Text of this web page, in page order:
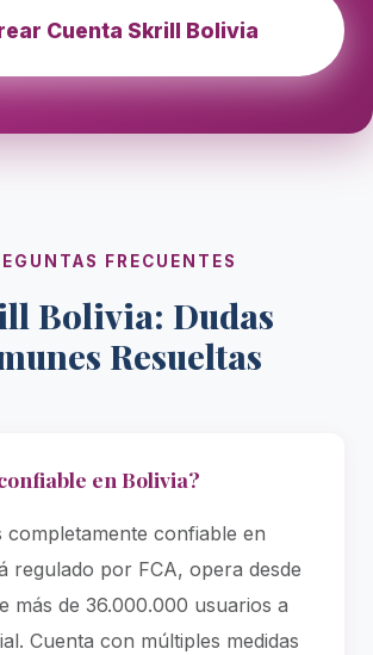
Cuenta Skrill Bolivia
FRECUENTES
Bolivia: Dudas
Resueltas
en Bolivia?
completamente confiable en
regulado por FCA, opera desde
más de 36.000.000 usuarios a
Cuenta con múltiples medidas